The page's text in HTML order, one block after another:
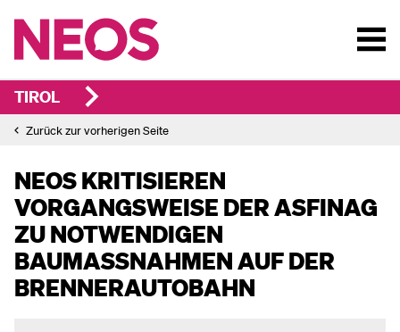
TIROL
Zurück zur vorherigen Seite
NEOS KRITISIEREN
VORGANGSWEISE DER ASFINAG
ZU NOTWENDIGEN
BAUMASSNAHMEN AUF DER B
RENNERAUTOBAHN